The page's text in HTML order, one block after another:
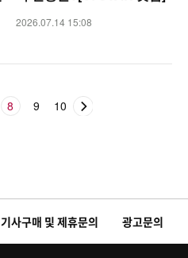
2026.07.14 15:08
8 9 10
기사구매 및 제휴문의 광고문의